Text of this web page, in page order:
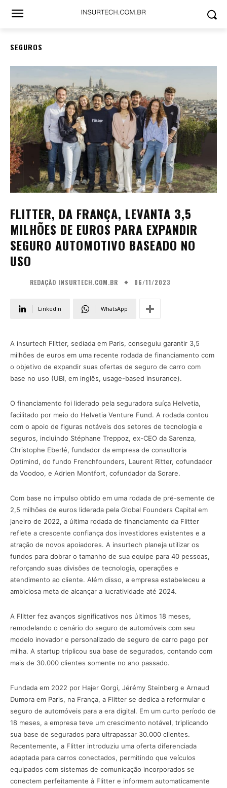
SEGUROS
FLITTER, DA FRANÇA, LEVANTA 3,5
MILHÕES DE EUROS PARA EXPANDIR
SEGURO AUTOMOTIVO BASEADO NO
USO
REDAÇÃO INSURTECH.COM.BR 06/11/2023
Linkedin WhatsApp
A insurtech Flitter, sediada em Paris, conseguiu garantir 3,5
milhões de euros em uma recente rodada de financiamento com
o objetivo de expandir suas ofertas de seguro de carro com
base no uso (UBI, em inglês, usage-based insurance).
O financiamento foi liderado pela seguradora suíça Helvetia,
facilitado por meio do Helvetia Venture Fund. A rodada contou
com o apoio de figuras notáveis dos setores de tecnologia e
seguros, incluindo Stéphane Treppoz, ex-CEO da Sarenza,
Christophe Eberlé, fundador da empresa de consultoria
Optimind, do fundo Frenchfounders, Laurent Ritter, cofundador
da Voodoo, e Adrien Montfort, cofundador da Sorare.
Com base no impulso obtido em uma rodada de pré-semente de
2,5 milhões de euros liderada pela Global Founders Capital em
janeiro de 2022, a última rodada de financiamento da Flitter
reflete a crescente confiança dos investidores existentes e a
atração de novos apoiadores. A insurtech planeja utilizar os
fundos para dobrar o tamanho de sua equipe para 40 pessoas,
reforçando suas divisões de tecnologia, operações e
atendimento ao cliente. Além disso, a empresa estabeleceu a
ambiciosa meta de alcançar a lucratividade até 2024.
A Flitter fez avanços significativos nos últimos 18 meses,
remodelando o cenário do seguro de automóveis com seu
modelo inovador e personalizado de seguro de carro pago por
milha. A startup triplicou sua base de segurados, contando com
mais de 30.000 clientes somente no ano passado.
Fundada em 2022 por Hajer Gorgi, Jérémy Steinberg e Arnaud
Dumora em Paris, na França, a Flitter se dedica a reformular o
seguro de automóveis para a era digital. Em um curto período de
18 meses, a empresa teve um crescimento notável, triplicando
sua base de segurados para ultrapassar 30.000 clientes.
Recentemente, a Flitter introduziu uma oferta diferenciada
adaptada para carros conectados, permitindo que veículos
equipados com sistemas de comunicação incorporados se
conectem perfeitamente à Flitter e informem automaticamente